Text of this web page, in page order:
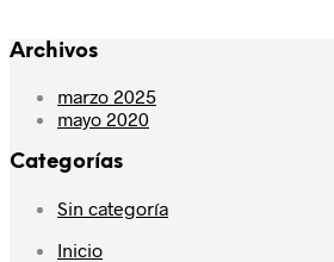
Archivos
marzo 2025
mayo 2020
Categorías
Sin categoría
Inicio